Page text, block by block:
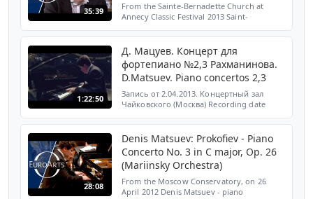
35:39
From the Sainte-Bernadette Church at
Annecy Classic Festival 2013 Saint-
piano 0:00 Sergei Rachmanin...
1:22:50
Д. Мацуев. Концерт для
фортепиано №2,3 Рахманинова.
D.Matsuev. Piano concertos 2,3
Запись от 2.04.2013. Концертный зал
Чайковского (Москва) Recording date
28:08
Denis Matsuev: Prokofiev - Piano
Concerto No. 3 in C major, Op. 26
(Mariinsky Orchestra)
From the Moscow Conservatory, on 26
April 2012 Denis Matsuev - piano